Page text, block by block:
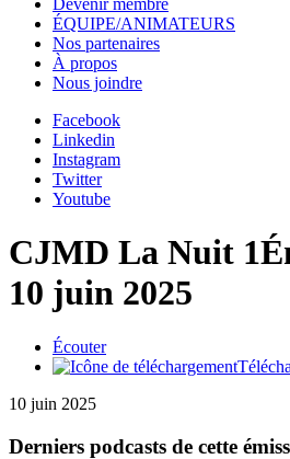
Devenir membre
ÉQUIPE/ANIMATEURS
Nos partenaires
À propos
Nous joindre
Facebook
Linkedin
Instagram
Twitter
Youtube
CJMD La Nuit 1
10 juin 2025
Écouter
10 juin 2025
Derniers podcasts de cette